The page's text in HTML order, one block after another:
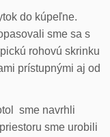
do kúpeľne.
sme sa s
rohovú skrinku
prístupnými aj od
sme navrhli
sme urobili